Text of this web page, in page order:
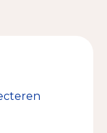
goed doel